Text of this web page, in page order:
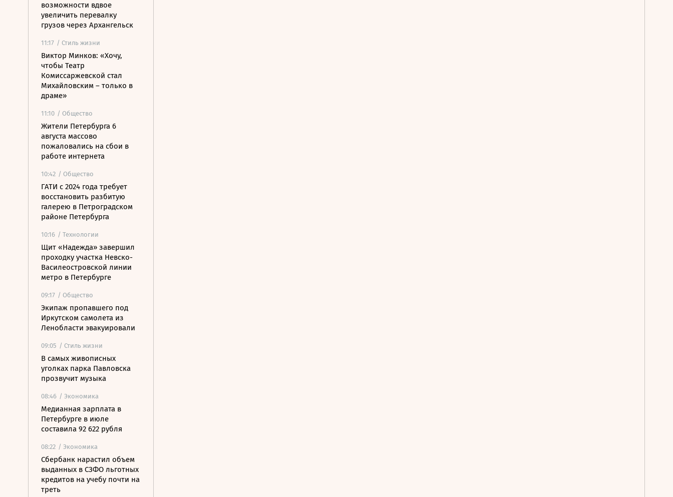
возможности вдвое
увеличить перевалку
грузов через Архангельск
11:17 / Стиль жизни
Виктор Минков: «Хочу,
чтобы Театр
Комиссаржевской стал
Михайловским – только в
драме»
11:10 / Общество
Жители Петербурга 6
августа массово
пожаловались на сбои в
работе интернета
10:42 / Общество
ГАТИ с 2024 года требует
восстановить разбитую
галерею в Петроградском
районе Петербурга
10:16 / Технологии
Щит «Надежда» завершил
проходку участка Невско-
Василеостровской линии
метро в Петербурге
09:17 / Общество
Экипаж пропавшего под
Иркутском самолета из
Ленобласти эвакуировали
09:05 / Стиль жизни
В самых живописных
уголках парка Павловска
прозвучит музыка
08:46 / Экономика
Медианная зарплата в
Петербурге в июле
составила 92 622 рубля
08:22 / Экономика
Сбербанк нарастил объем
выданных в СЗФО льготных
кредитов на учебу почти на
треть